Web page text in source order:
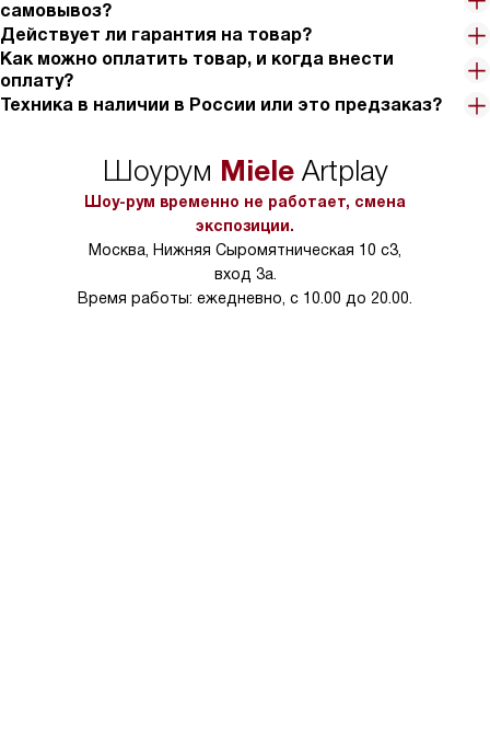
самовывоз?
Действует ли гарантия на товар?
Как можно оплатить товар, и когда внести
оплату?
Техника в наличии в России или это предзаказ?
Шоурум MieleArtplay
Шоу-рум временно не работает, смена
экспозиции.
Москва, Нижняя Сыромятническая 10 с3,
вход 3а.
Время работы: ежедневно, с 10.00 до 20.00.